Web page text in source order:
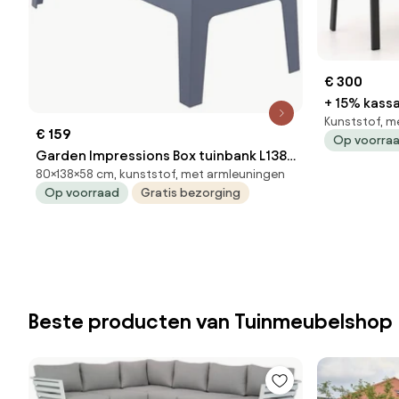
€ 159
Garden Impressions Box tuinbank L138
cm the original - antraciet
80×138×58 cm, kunststof, met armleuningen
Op voorraad
Gratis bezorging
€ 300
+ 15%
Aluminium/
Tuinbank
Kunststof,
Op
Beste producten van Tuinmeubelshop